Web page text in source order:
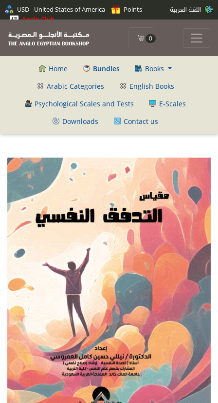
USD - United States of America
Points
Anglo Club
0
Home Bundles
Books
Arabic Categories
English Books
Psychological Scales and Tests
E-Scales
Downloads
Contact us